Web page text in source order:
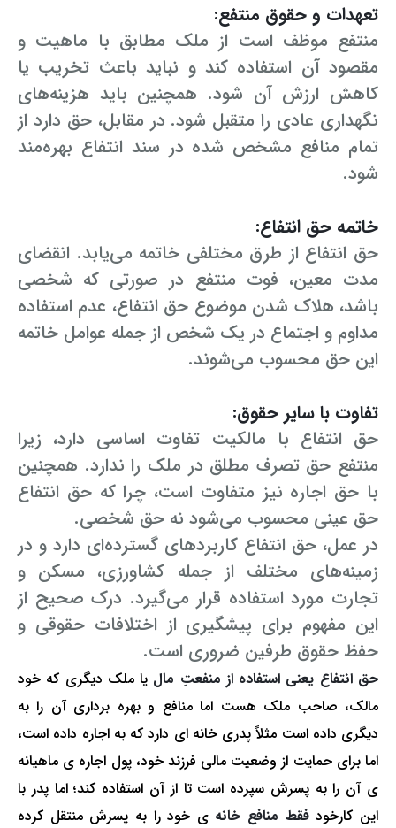
تعهدات و حقوق منتفع:
منتفع موظف است از ملک مطابق با ماهیت و
مقصود آن استفاده کند و نباید باعث تخریب یا
کاهش ارزش آن شود. همچنین باید هزینه‌های
نگهداری عادی را متقبل شود. در مقابل، حق دارد از
تمام منافع مشخص شده در سند انتفاع بهره‌مند
شود.
خاتمه حق انتفاع:
حق انتفاع از طرق مختلفی خاتمه می‌یابد. انقضای
مدت معین، فوت منتفع در صورتی که شخصی
باشد، هلاک شدن موضوع حق انتفاع، عدم استفاده
مداوم و اجتماع در یک شخص از جمله عوامل خاتمه
این حق محسوب می‌شوند.
تفاوت با سایر حقوق:
حق انتفاع با مالکیت تفاوت اساسی دارد، زیرا
منتفع حق تصرف مطلق در ملک را ندارد. همچنین
با حق اجاره نیز متفاوت است، چرا که حق انتفاع
حق عینی محسوب می‌شود نه حق شخصی.
در عمل، حق انتفاع کاربردهای گسترده‌ای دارد و در
زمینه‌های مختلف از جمله کشاورزی، مسکن و
تجارت مورد استفاده قرار می‌گیرد. درک صحیح از
این مفهوم برای پیشگیری از اختلافات حقوقی و
حفظ حقوق طرفین ضروری است.
حق انتفاع یعنی استفاده از منفعتِ مال یا ملک دیگری که خود
مالک، صاحب ملک هست اما منافع و بهره برداری آن را به
دیگری داده است مثلاً پدری خانه ای دارد که به اجاره داده است،
اما برای حمایت از وضعیت مالی فرزند خود، پول اجاره ی ماهیانه
ی آن را به پسرش سپرده است تا از آن استفاده کند؛ اما پدر با
این کارخودفقط منافع خانه ی خود را به پسرش منتقل کرده